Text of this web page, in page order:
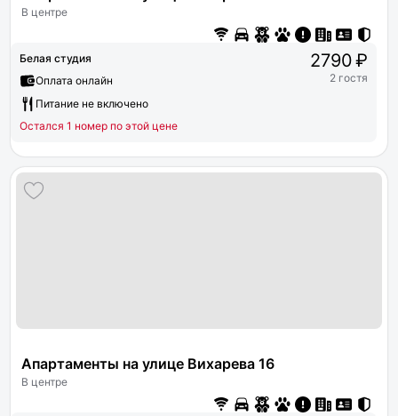
В центре
Белая студия
Оплата онлайн
Питание не включено
Остался 1 номер по этой цене
2790 ₽
2 гостя
Апартаменты на улице Вихарева 16
В центре